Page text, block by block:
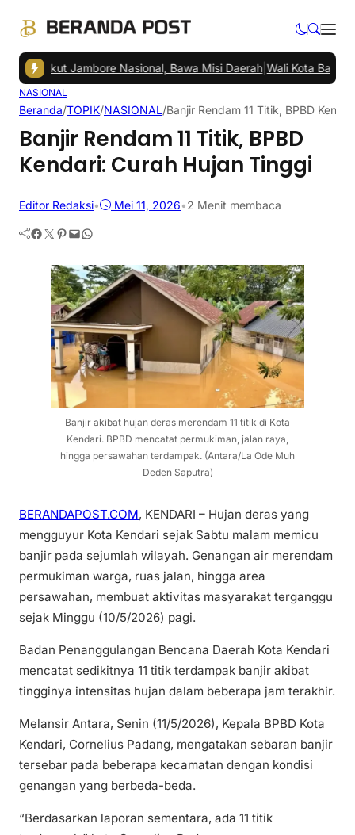
Ikut Jambore Nasional, Bawa Misi Daerah|Wali Kota Balikpapan
NASIONAL
Beranda/TOPIK/NASIONAL/Banjir Rendam 11 Titik, BPBD
Banjir Rendam 11 Titik, BPBD
Kendari: Curah Hujan Tinggi
Editor Redaksi• Mei 11, 2026•2 Menit membaca
Facebook Twitter Pinterest Mail WhatsApp
Banjir akibat hujan deras merendam 11 titik di Kota
Kendari. BPBD mencatat permukiman, jalan raya,
hingga persawahan terdampak. (Antara/La Ode Muh
Deden Saputra)
BERANDAPOST.COM, KENDARI – Hujan deras yang
mengguyur Kota Kendari sejak Sabtu malam memicu
banjir pada sejumlah wilayah. Genangan air merendam
permukiman warga, ruas jalan, hingga area
persawahan, membuat aktivitas masyarakat terganggu
sejak Minggu (10/5/2026) pagi.
Badan Penanggulangan Bencana Daerah Kota Kendari
mencatat sedikitnya 11 titik terdampak banjir akibat
tingginya intensitas hujan dalam beberapa jam terakhir.
Melansir Antara, Senin (11/5/2026), Kepala BPBD Kota
Kendari, Cornelius Padang, mengatakan sebaran banjir
tersebar pada beberapa kecamatan dengan kondisi
genangan yang berbeda-beda.
“Berdasarkan laporan sementara, ada 11 titik